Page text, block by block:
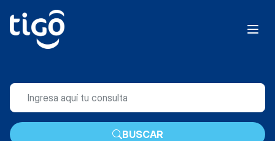
BUSCAR